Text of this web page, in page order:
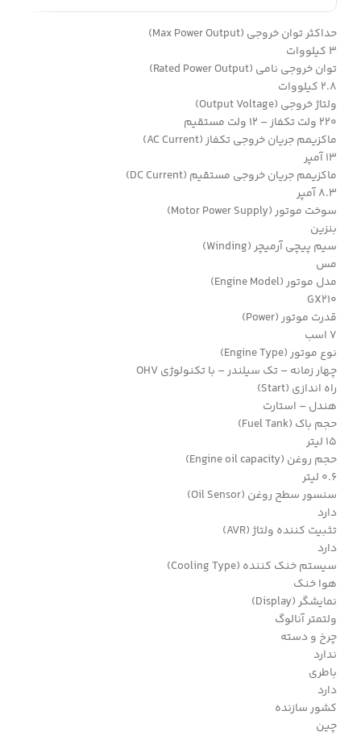
حداکثر توان خروجی (Max Power Output)
3 کیلووات
توان خروجی نامی (Rated Power Output)
2.8 کیلووات
ولتاژ خروجی (Output Voltage)
220 ولت تکفاز – 12 ولت مستقیم
ماکزیمم جریان خروجی تکفاز (AC Current)
13 آمپر
ماکزیمم جریان خروجی مستقیم (DC Current)
8.3 آمپر
سوخت موتور (Motor Power Supply)
بنزین
سیم پیچی آرمیچر (Winding)
مس
مدل موتور (Engine Model)
GX210
قدرت موتور (Power)
7 اسب
نوع موتور (Engine Type)
چهار زمانه – تک سیلندر – با تکنولوژی OHV
راه اندازی (Start)
هندل – استارت
حجم باک (Fuel Tank)
15 لیتر
حجم روغن (Engine oil capacity)
0.6 لیتر
سنسور سطح روغن (Oil Sensor)
دارد
تثبیت کننده ولتاژ (AVR)
دارد
سیستم خنک کننده (Cooling Type)
هوا خنک
نمایشگر (Display)
ولتمتر آنالوگ
چرخ و دسته
ندارد
باطری
دارد
کشور سازنده
چین